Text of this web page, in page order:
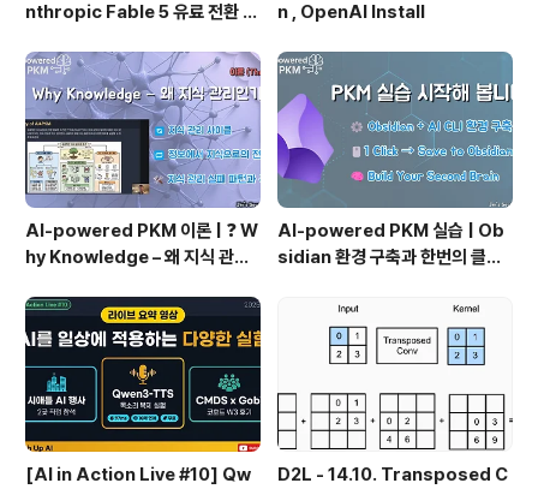
nthropic Fable 5 유료 전환 사
n , OpenAI Install
AI-powered PKM 이론 | ❓ W
hy Knowledge – 왜 지식 관리
보에서 지식으로의 전환, 🛠️ 지식
관리 실패 패턴과 극복
AI-powered PKM 실습 | Ob
sidian 환경 구축과 한번의 클릭
(Web Clipper)
[AI in Action Live #10] Qw
D2L - 14.10. Transposed C